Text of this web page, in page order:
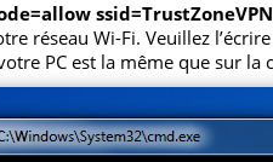
réseau Wi-Fi. Veuillez
PC est la même que sur la